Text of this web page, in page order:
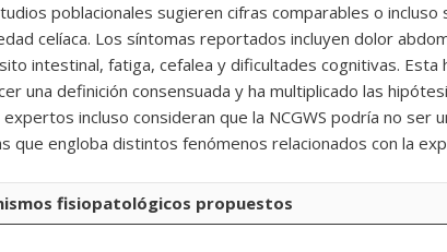
poblacionales sugieren cifras comparables o incluso
celíaca. Los síntomas reportados incluyen dolor
intestinal, fatiga, cefalea y dificultades cognitivas.
una definición consensuada y ha multiplicado las
expertos incluso consideran que la NCGWS podría no ser
que engloba distintos fenómenos relacionados con la
fisiopatológicos propuestos